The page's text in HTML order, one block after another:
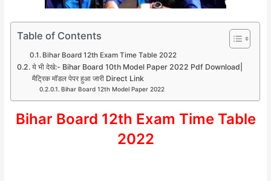
Table of Contents
Bihar Board 12th Exam Time Table 2022
ये भी देखे:- Bihar Board 10th Model Paper 2022 Pdf Download|
मैट्रिक मॉडल पेपर हुआ जारी Direct Link
Bihar Board 12th Model Paper 2022
Bihar Board 12th Exam Time Table
2022